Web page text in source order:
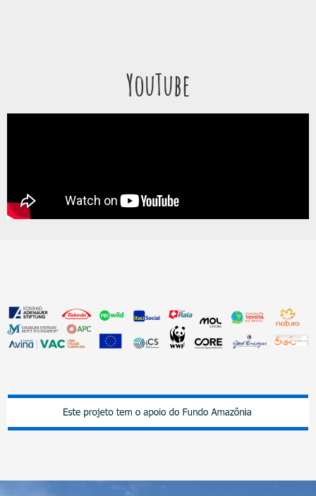
YouTube